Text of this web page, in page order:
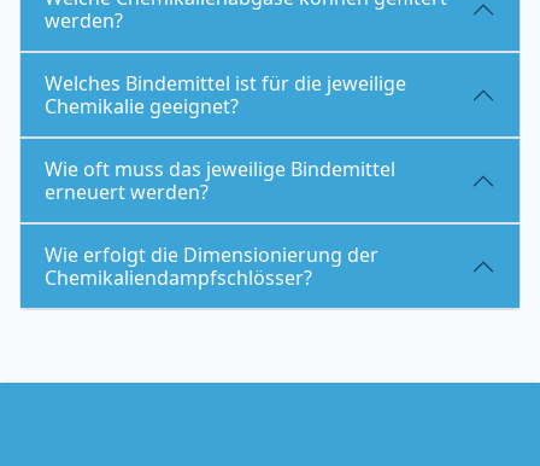
werden?
Welches Bindemittel ist für die jeweilige
Chemikalie geeignet?
Wie oft muss das jeweilige Bindemittel
erneuert werden?
Wie erfolgt die Dimensionierung der
Chemikaliendampfschlösser?